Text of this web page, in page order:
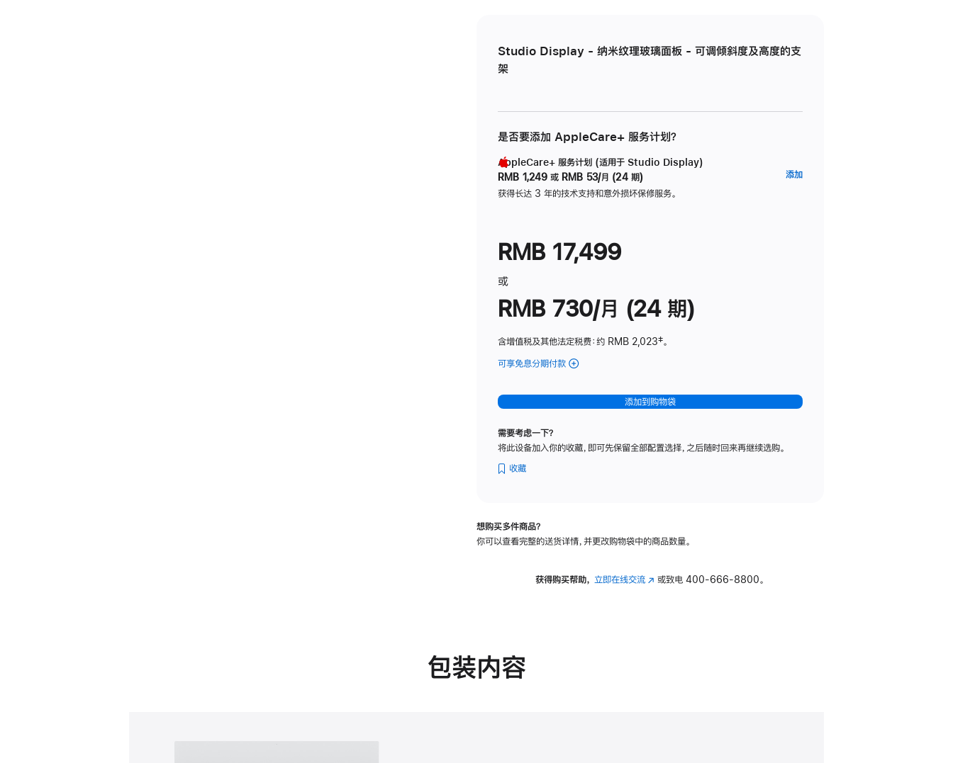
Studio Display - 纳米纹理玻璃面板 - 可调倾斜度及高度的支
架
是否要添加 AppleCare+ 服务计划？
AppleCare+ 服务计划 (适用于 Studio Display)
RMB 1,249 或 RMB 53/月 (24 期)
获得长达 3 年的技术支持和意外损坏保修服务。
添加
RMB 17,499
或
RMB 730/月 (24 期)
含增值税及其他法定税费：约 RMB 2,023脚
‡。
可享免息分期付款 (Studio
-
纳
理
可
斜
添加到购物袋
需要考虑一下？
将此设备加入你的收藏，即可先保留全部配置选择，之后随时回来再继续选购。
收藏
想购买多件商品？
你可以查看完整的送货详情，并更改购物袋中的商品数量。
获得购买帮助， 立即在线交流(在 或致电400-666-8800。
包装内容